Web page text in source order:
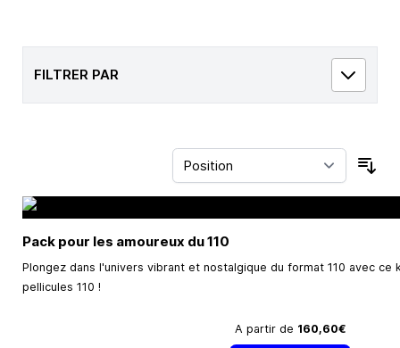
FILTRER PAR
Pack pour les amoureux du 110
Plongez dans l'univers vibrant et nostalgique du format 110 avec
pellicules 110 !
A partir de 160,60€